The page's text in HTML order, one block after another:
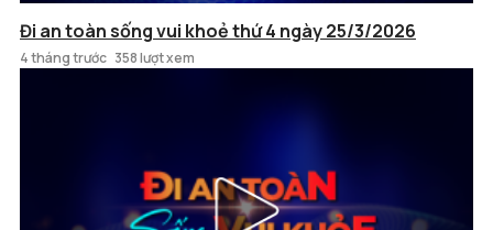
Đi an toàn sống vui khoẻ thứ 4 ngày 25/3/2026
4 tháng trước 358 lượt xem